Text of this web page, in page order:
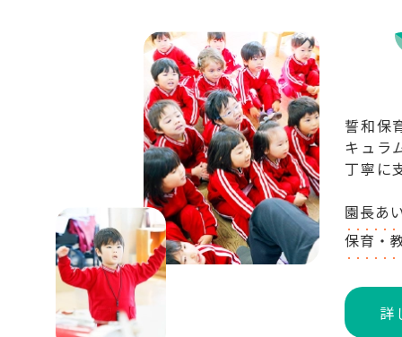
誓和保
キュラ
丁寧に
園長あ
保育・
詳